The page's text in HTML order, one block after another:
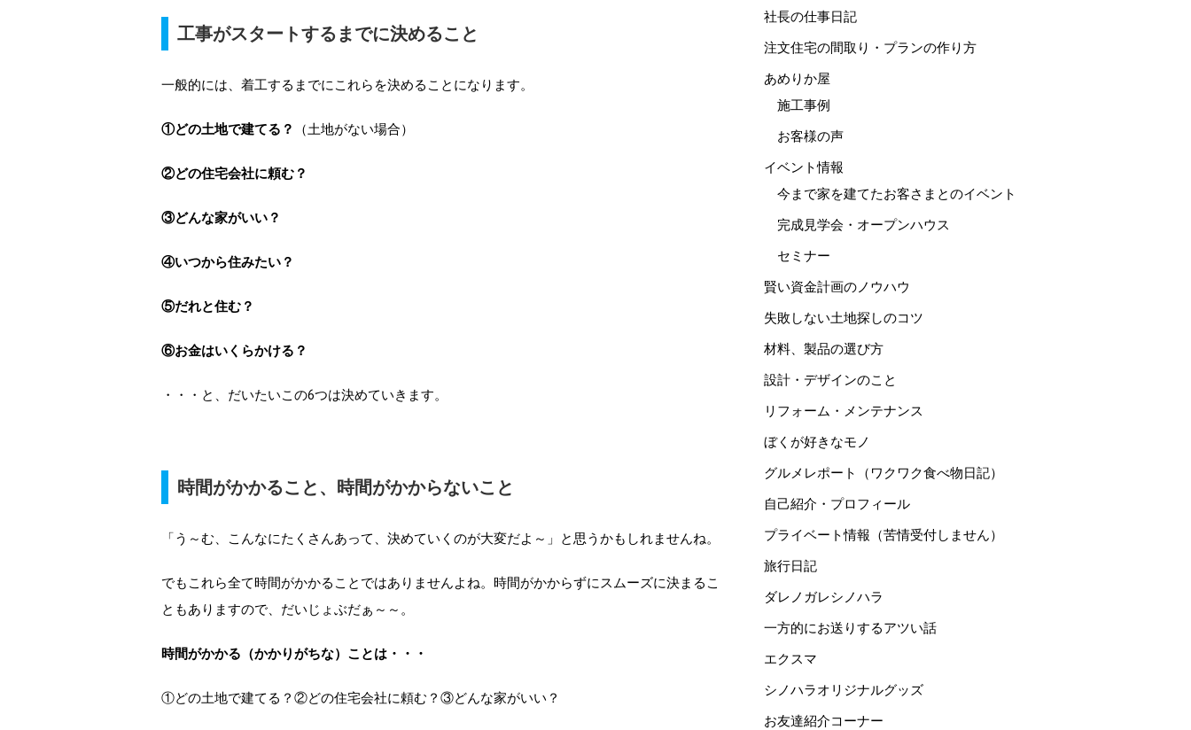
工事がスタートするまでに決めること
一般的には、着工するまでにこれらを決めることになります。
①どの土地で建てる？ （土地がない場合）
②どの住宅会社に頼む？
③どんな家がいい？
④いつから住みたい？
⑤だれと住む？
⑥お金はいくらかける？
・・・と、だいたいこの6つは決めていきます。
時間がかかること、時間がかからないこと
「う～む、こんなにたくさんあって、決めていくのが大変だよ～」と思うかもしれませんね。
でもこれら全て時間がかかることではありませんよね。時間がかからずにスムーズに決まるこ
ともありますので、だいじょぶだぁ～～。
時間がかかる（かかりがちな）ことは・・・
①どの土地で建てる？②どの住宅会社に頼む？③どんな家がいい？
社長の仕事日記
注文住宅の間取り・プランの作り方
あめりか屋
施工事例
お客様の声
イベント情報
今まで家を建てたお客さまとのイベント
完成見学会・オープンハウス
セミナー
賢い資金計画のノウハウ
失敗しない土地探しのコツ
材料、製品の選び方
設計・デザインのこと
リフォーム・メンテナンス
ぼくが好きなモノ
グルメレポート（ワクワク食べ物日記）
自己紹介・プロフィール
プライベート情報（苦情受付しません）
旅行日記
ダレノガレシノハラ
一方的にお送りするアツい話
エクスマ
シノハラオリジナルグッズ
お友達紹介コーナー